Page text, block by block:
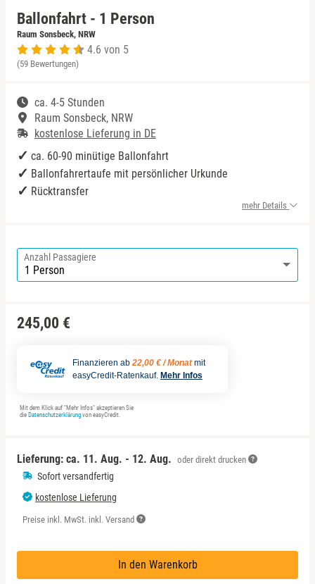
Ballonfahrt - 1 Person
Raum Sonsbeck, NRW
4.6 von 5
(59 Bewertungen)
ca. 4-5 Stunden
Raum Sonsbeck, NRW
kostenlose Lieferung in DE
ca. 60-90 minütige Ballonfahrt
Ballonfahrertaufe mit persönlicher Urkunde
Rücktransfer
mehr Details
Anzahl Passagiere
245,00 €
Finanzieren ab 22,00 € / Monat mit
easyCredit-Ratenkauf. Mehr Infos
Mit dem Klick auf "Mehr Infos" akzeptieren Sie
die Datenschutzerklärung von easyCredit.
Lieferung: ca. 11. Aug. - 12. Aug. oder direkt drucken
Sofort versandfertig
kostenlose Lieferung
Preise inkl. MwSt. inkl. Versand
In den Warenkorb
Niedersachsen
NRW
Rheinland-Pfalz
Saarland
Sachsen
Schleswig-Holstein
Thüringen
Harz
Mecklenburgische Seenplatte
Niederrhein
Nordsee
Ostfriesland
Österreich
Ruhrgebiet
Sächsische Schweiz
Bad Kohlgrub
Bad Königshofen
Bad Rappenau
Bad Rodach
Baden-Baden
Barnim
Bautzen
Berlin
Bonn
Bostalsee